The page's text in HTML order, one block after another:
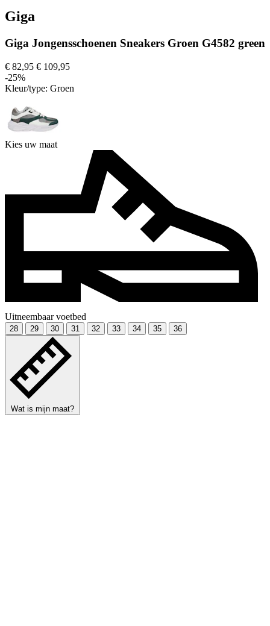
Giga
Giga Jongensschoenen Sneakers Groen G4582 green
€ 82,95 € 109,95
-25%
Kleur/type: Groen
Kies uw maat
Uitneembaar voetbed
28 29 30 31 32 33 34 35 36
Wat is mijn maat?